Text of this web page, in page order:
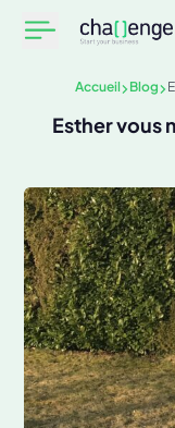
Accueil Blog
Esther vous